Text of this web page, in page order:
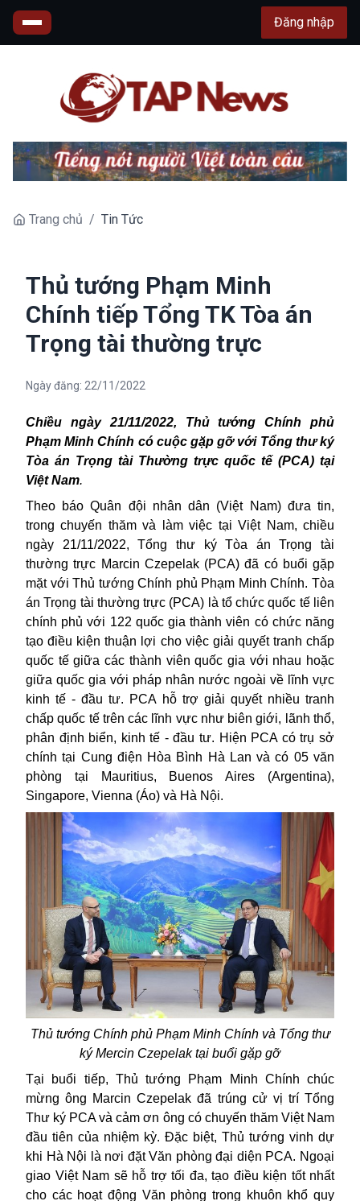
Đăng nhập
Trang chủ / Tin Tức
Thủ tướng Phạm Minh
Chính tiếp Tổng TK Tòa án
Trọng tài thường trực
Ngày đăng: 22/11/2022
Chiều ngày 21/11/2022, Thủ tướng Chính phủ
Phạm Minh Chính có cuộc gặp gỡ với Tổng thư ký
Tòa án Trọng tài Thường trực quốc tế (PCA) tại
Việt Nam.
Theo báo Quân đội nhân dân (Việt Nam) đưa tin,
trong chuyến thăm và làm việc tại Việt Nam, chiều
ngày 21/11/2022, Tổng thư ký Tòa án Trọng tài
thường trực Marcin Czepelak (PCA) đã có buổi gặp
mặt với Thủ tướng Chính phủ Phạm Minh Chính. Tòa
án Trọng tài thường trực (PCA) là tổ chức quốc tế liên
chính phủ với 122 quốc gia thành viên có chức năng
tạo điều kiện thuận lợi cho việc giải quyết tranh chấp
quốc tế giữa các thành viên quốc gia với nhau hoặc
giữa quốc gia với pháp nhân nước ngoài về lĩnh vực
kinh tế - đầu tư. PCA hỗ trợ giải quyết nhiều tranh
chấp quốc tế trên các lĩnh vực như biên giới, lãnh thổ,
phân định biển, kinh tế - đầu tư. Hiện PCA có trụ sở
chính tại Cung điện Hòa Bình Hà Lan và có 05 văn
phòng tại Mauritius, Buenos Aires (Argentina),
Singapore, Vienna (Áo) và Hà Nội.
Thủ tướng Chính phủ Phạm Minh Chính và Tổng thư
ký Mercin Czepelak tại buổi gặp gỡ
Tại buổi tiếp, Thủ tướng Phạm Minh Chính chúc
mừng ông Marcin Czepelak đã trúng cử vị trí Tổng
Thư ký PCA và cảm ơn ông có chuyến thăm Việt Nam
đầu tiên của nhiệm kỳ. Đặc biệt, Thủ tướng vinh dự
khi Hà Nội là nơi đặt Văn phòng đại diện PCA. Ngoại
giao Việt Nam sẽ hỗ trợ tối đa, tạo điều kiện tốt nhất
cho các hoạt động Văn phòng trong khuôn khổ quy